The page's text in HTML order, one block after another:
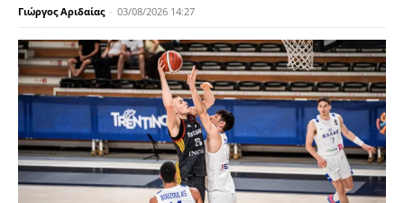
Γιώργος Αριδαίας - 03/08/2026 14:27